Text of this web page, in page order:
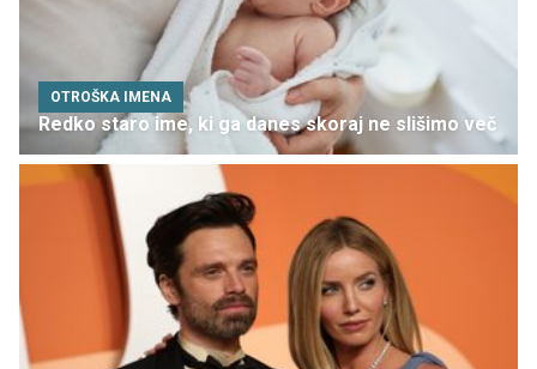
OTROŠKA IMENA
Redko staro ime, ki ga danes skoraj ne slišimo več